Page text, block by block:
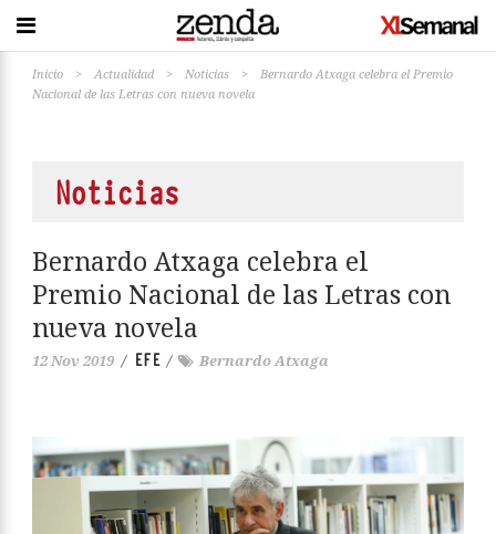
Inicio > Actualidad > Noticias >
Bernardo Atxaga celebra el Premio
Nacional de las Letras con nueva novela
Noticias
Bernardo Atxaga celebra el
Premio Nacional de las Letras con
nueva novela
12 Nov 2019 / EFE / Bernardo Atxaga